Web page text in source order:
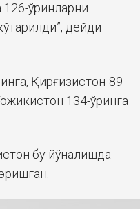
ўринларни
дейди
Қирғизистон 89-
134-ўринга
бу йўналишда